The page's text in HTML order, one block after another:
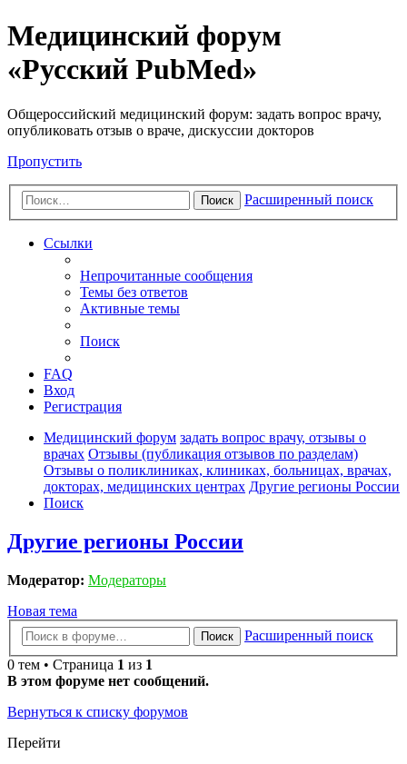
Медицинский форум
«Русский PubMed»
Общероссийский медицинский форум: задать вопрос врачу,
опубликовать отзыв о враче, дискуссии докторов
Пропустить
Поиск Расширенный поиск
Ссылки
Непрочитанные сообщения
Темы без ответов
Активные темы
Поиск
FAQ
Вход
Регистрация
Медицинский форум задать вопрос врачу, отзывы о
врачах Отзывы (публикация отзывов по разделам)
Отзывы о поликлиниках, клиниках, больницах, врачах,
докторах, медицинских центрах Другие регионы России
Поиск
Другие регионы России
Модератор: Модераторы
Новая тема
Поиск
Расширенный поиск
0 тем • Страница 1 из 1
В этом форуме нет сообщений.
Вернуться к списку форумов
Перейти